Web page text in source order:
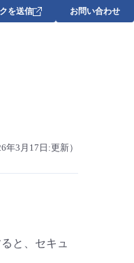
を送信 お問い合わせ
年3月17日:更新）
と、セキュ